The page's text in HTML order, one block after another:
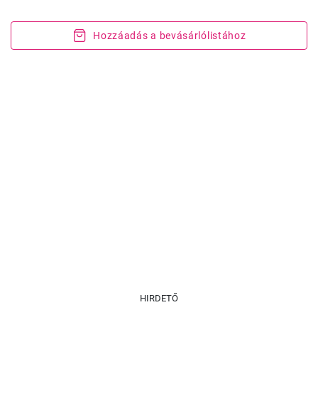
Hozzáadás a bevásárlólistához
HIRDETŐ